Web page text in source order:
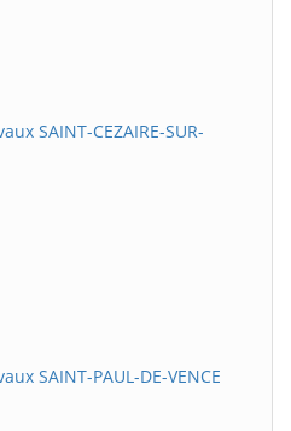
SAINT-CEZAIRE-SUR-
SAINT-PAUL-DE-VENCE